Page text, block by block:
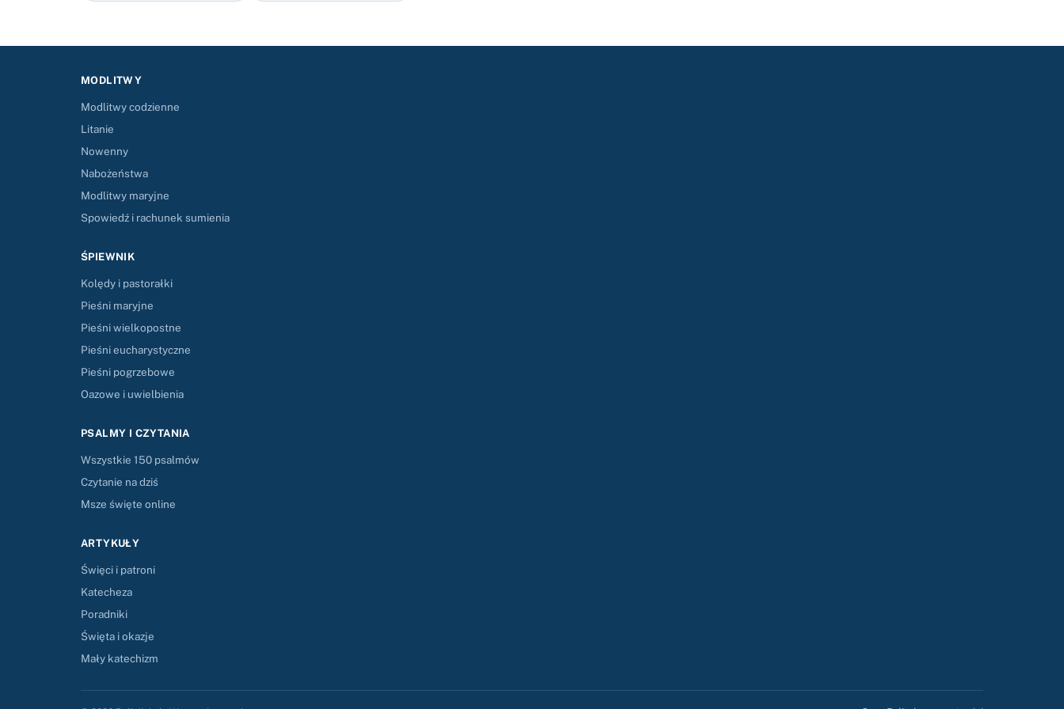
MODLITWY
Modlitwy codzienne
Litanie
Nowenny
Nabożeństwa
Modlitwy maryjne
Spowiedź i rachunek sumienia
ŚPIEWNIK
Kolędy i pastorałki
Pieśni maryjne
Pieśni wielkopostne
Pieśni eucharystyczne
Pieśni pogrzebowe
Oazowe i uwielbienia
PSALMY I CZYTANIA
Wszystkie 150 psalmów
Czytanie na dziś
Msze święte online
ARTYKUŁY
Święci i patroni
Katecheza
Poradniki
Święta i okazje
Mały katechizm